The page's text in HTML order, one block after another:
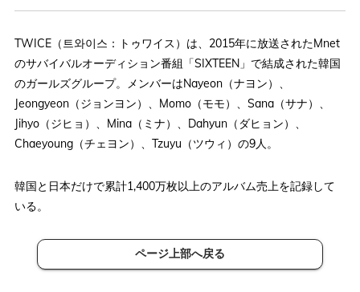
TWICE（트와이스：トゥワイス）は、2015年に放送されたMnet
のサバイバルオーディション番組「SIXTEEN」で結成された韓国
のガールズグループ。メンバーはNayeon（ナヨン）、
Jeongyeon（ジョンヨン）、Momo（モモ）、Sana（サナ）、
Jihyo（ジヒョ）、Mina（ミナ）、Dahyun（ダヒョン）、
Chaeyoung（チェヨン）、Tzuyu（ツウィ）の9人。
韓国と日本だけで累計1,400万枚以上のアルバム売上を記録して
いる。
ページ上部へ戻る